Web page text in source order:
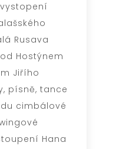
Rusava
Hostýnem
Jiřího
písně, tance
cimbálové
Hana